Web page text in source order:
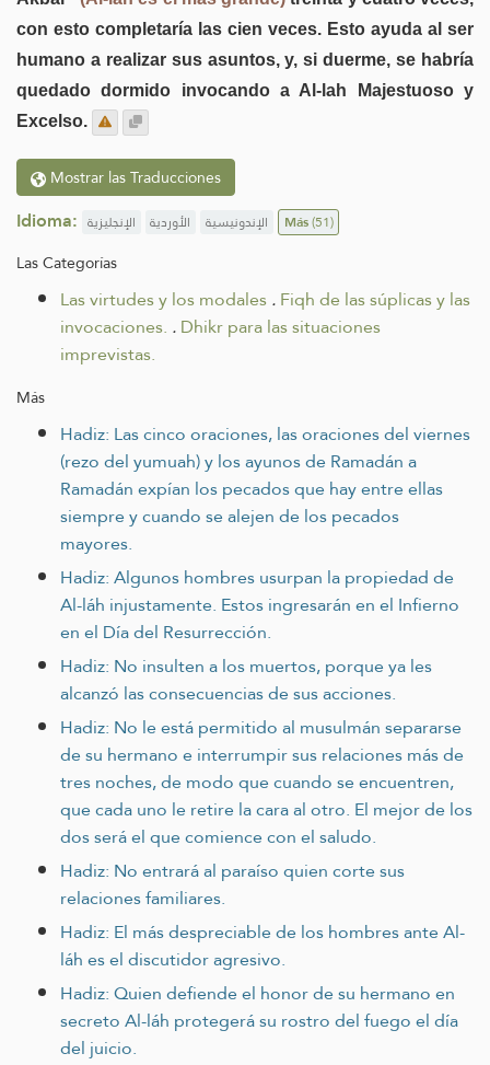
con esto completaría las cien veces. Esto ayuda al ser
humano a realizar sus asuntos, y, si duerme, se habría
quedado dormido invocando a Al-lah Majestuoso y
Excelso.
Mostrar las Traducciones
Idioma: الإنجليزية الأوردية الإندونيسية Más(51)
Las Categorías
Las virtudes y los modales.Fiqh de las súplicas y las
invocaciones. .Dhikr para las situaciones
imprevistas.
Más
Hadiz: Las cinco oraciones, las oraciones del viernes
(rezo del yumuah) y los ayunos de Ramadán a
Ramadán expían los pecados que hay entre ellas
siempre y cuando se alejen de los pecados
mayores.
Hadiz: Algunos hombres usurpan la propiedad de
Al-láh injustamente. Estos ingresarán en el Infierno
en el Día del Resurrección.
Hadiz: No insulten a los muertos, porque ya les
alcanzó las consecuencias de sus acciones.
Hadiz: No le está permitido al musulmán separarse
de su hermano e interrumpir sus relaciones más de
tres noches, de modo que cuando se encuentren,
que cada uno le retire la cara al otro. El mejor de los
dos será el que comience con el saludo.
Hadiz: No entrará al paraíso quien corte sus
relaciones familiares.
Hadiz: El más despreciable de los hombres ante Al-
láh es el discutidor agresivo.
Hadiz: Quien defiende el honor de su hermano en
secreto Al-láh protegerá su rostro del fuego el día
del juicio.